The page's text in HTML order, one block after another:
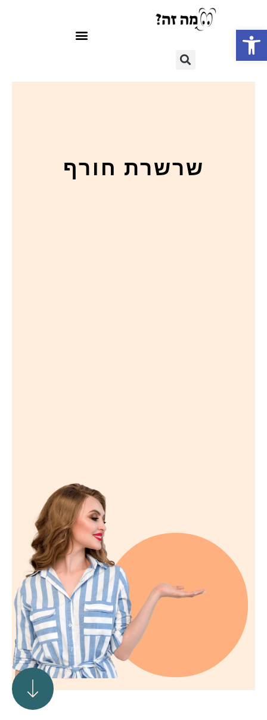
פתח סרגל נגישות
שרשרת חורף